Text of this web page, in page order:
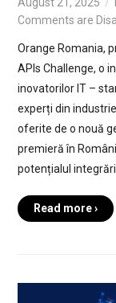
Comments are
Orange Romania,
APIs Challenge, o
inovatorilor IT –
experți din
oferite de o nouă
premieră în
potențialul
Read more ›